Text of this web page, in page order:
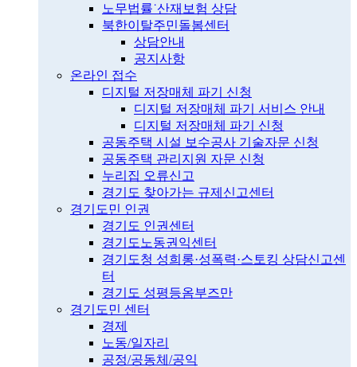
노무법률˙산재보험 상담
북한이탈주민돌봄센터
상담안내
공지사항
온라인 접수
디지털 저장매체 파기 신청
디지털 저장매체 파기 서비스 안내
디지털 저장매체 파기 신청
공동주택 시설 보수공사 기술자문 신청
공동주택 관리지원 자문 신청
누리집 오류신고
경기도 찾아가는 규제신고센터
경기도민 인권
경기도 인권센터
경기도노동권익센터
경기도청 성희롱·성폭력·스토킹 상담신고센
터
경기도 성평등옴부즈만
경기도민 센터
경제
노동/일자리
공정/공동체/공익